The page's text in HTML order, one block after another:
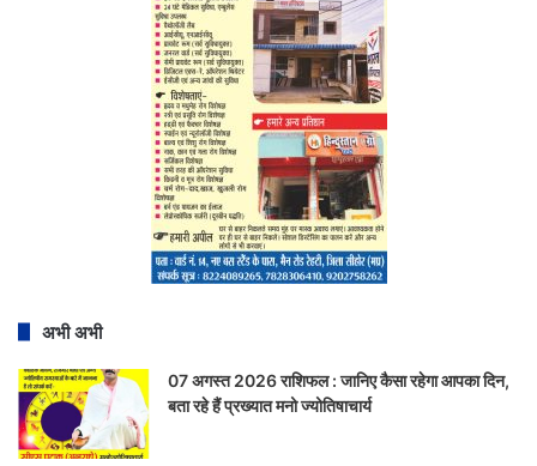
अभी अभी
07 अगस्त 2026 राशिफल : जानिए कैसा रहेगा आपका दिन,
बता रहे हैं प्रख्यात मनो ज्योतिषाचार्य